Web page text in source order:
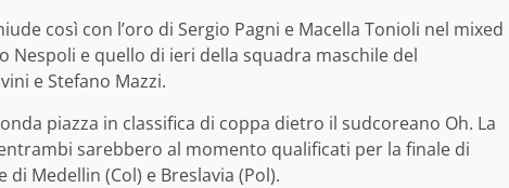
così con l’oro di Sergio Pagni e Macella Tonioli nel mixed
e quello di ieri della squadra maschile del
e Stefano Mazzi.
piazza in classifica di coppa dietro il sudcoreano Oh. La
sarebbero al momento qualificati per la finale di
Medellin (Col) e Breslavia (Pol).